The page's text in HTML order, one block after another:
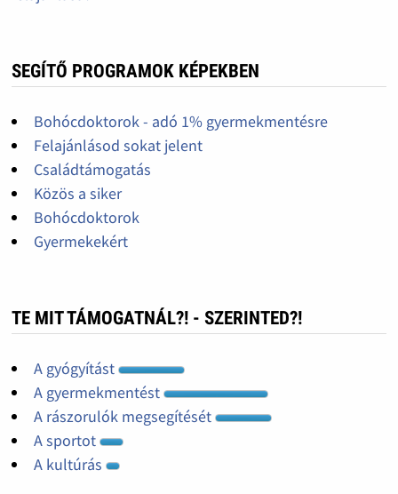
SEGÍTŐ PROGRAMOK KÉPEKBEN
Bohócdoktorok - adó 1% gyermekmentésre
Felajánlásod sokat jelent
Családtámogatás
Közös a siker
Bohócdoktorok
Gyermekekért
TE MIT TÁMOGATNÁL?! - SZERINTED?!
A gyógyítást
A gyermekmentést
A rászorulók megsegítését
A sportot
A kultúrás